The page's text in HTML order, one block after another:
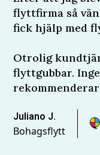
flyttfirma så
fick hjälp med
Otrolig
flyttgubbar.
Juliano J.
Bohagsflytt